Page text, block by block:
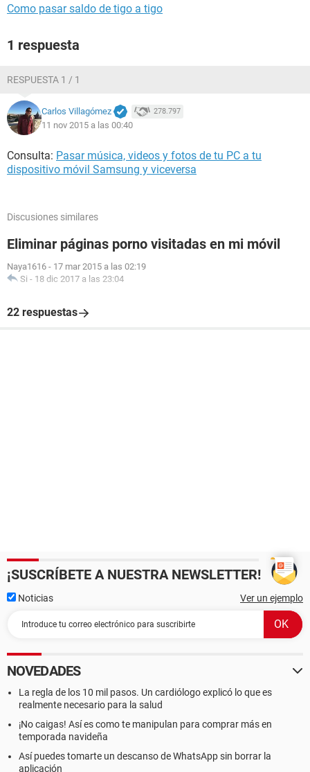
Como pasar saldo de tigo a tigo
1 respuesta
RESPUESTA 1 / 1
Carlos Villagómez 278.797
11 nov 2015 a las 00:40
Consulta: Pasar música, videos y fotos de tu PC a tu
dispositivo móvil Samsung y viceversa
Discusiones similares
Eliminar páginas porno visitadas en mi móvil
Naya1616 - 17 mar 2015 a las 02:19
Si - 18 dic 2017 a las 23:04
22 respuestas
¡SUSCRÍBETE A NUESTRA NEWSLETTER!
Noticias Ver un ejemplo
NOVEDADES
La regla de los 10 mil pasos. Un cardiólogo explicó lo que es
realmente necesario para la salud
¡No caigas! Así es como te manipulan para comprar más en
temporada navideña
Así puedes tomarte un descanso de WhatsApp sin borrar la
aplicación